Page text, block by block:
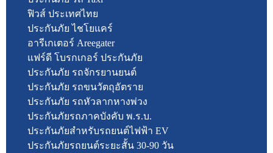
ฟิวส์ ประเทศไทย
ประกันภัย ไชโยแคร์
อารีเกเตอร์ Areegater
แฟร์ดี โบรกเกอร์ ประกันภัย
ประกันภัย รถจักรยานยนต์
ประกันภัย รถขนวัตถุอัตราย
ประกันภัย รถหัวลากหางพ่วง
ประกันภัยรถภาคบังคับ พ.ร.บ.
ประกันภัยสำหรับรถยนต์ไฟฟ้า EV
ประกันภัยรถยนต์ระยะสั้น 30-90 วัน